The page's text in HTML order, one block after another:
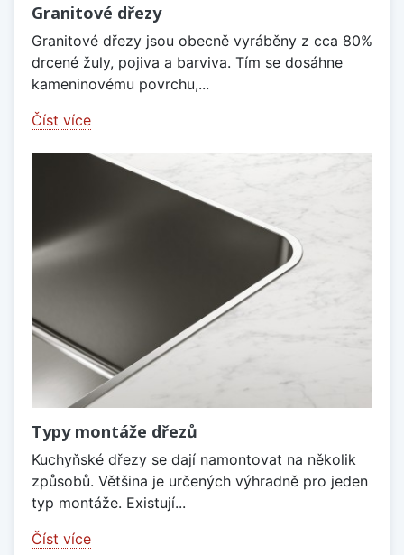
Granitové dřezy
Granitové dřezy jsou obecně vyráběny z cca 80%
drcené žuly, pojiva a barviva. Tím se dosáhne
kameninovému povrchu,...
Číst více
Typy montáže dřezů
Kuchyňské dřezy se dají namontovat na několik
způsobů. Většina je určených výhradně pro jeden
typ montáže. Existují...
Číst více